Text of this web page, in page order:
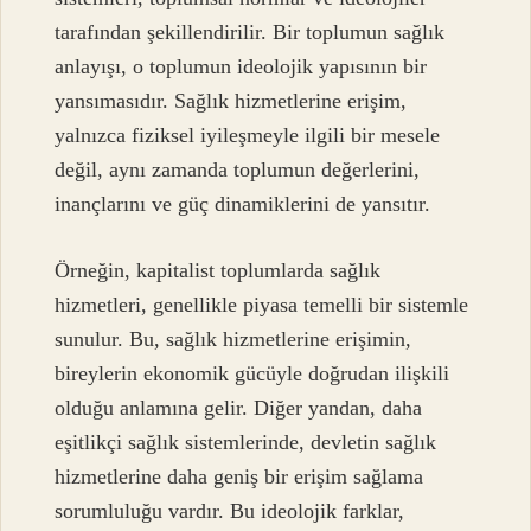
tarafından şekillendirilir. Bir toplumun sağlık
anlayışı, o toplumun ideolojik yapısının bir
yansımasıdır. Sağlık hizmetlerine erişim,
yalnızca fiziksel iyileşmeyle ilgili bir mesele
değil, aynı zamanda toplumun değerlerini,
inançlarını ve güç dinamiklerini de yansıtır.
Örneğin, kapitalist toplumlarda sağlık
hizmetleri, genellikle piyasa temelli bir sistemle
sunulur. Bu, sağlık hizmetlerine erişimin,
bireylerin ekonomik gücüyle doğrudan ilişkili
olduğu anlamına gelir. Diğer yandan, daha
eşitlikçi sağlık sistemlerinde, devletin sağlık
hizmetlerine daha geniş bir erişim sağlama
sorumluluğu vardır. Bu ideolojik farklar,